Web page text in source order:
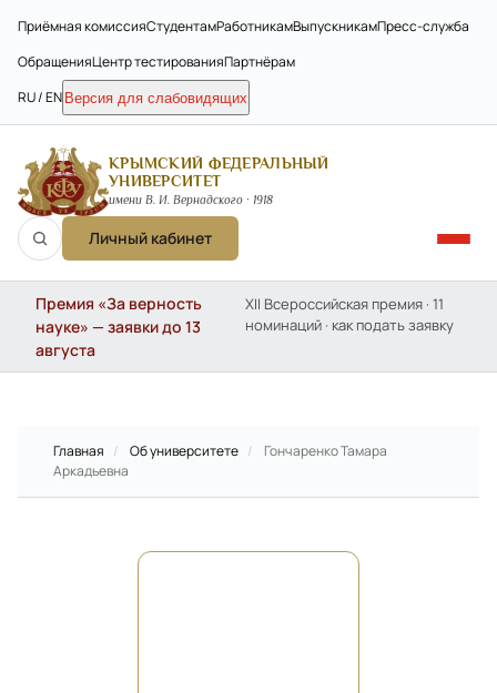
Приёмная комиссияСтудентамРаботникамВыпускникамПресс-служба
ОбращенияЦентр тестированияПартнёрам
RU / EN Версия для слабовидящих
КРЫМСКИЙ ФЕДЕРАЛЬНЫЙ
УНИВЕРСИТЕТ
имени В. И. Вернадского · 1918
Личный кабинет
Премия «За верность
науке» — заявки до 13
августа
XII Всероссийская премия · 11
номинаций · как подать заявку
Главная / Об университете /
Гончаренко Тамара
Аркадьевна